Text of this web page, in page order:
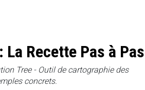
Recette Pas à Pas
Tree - Outil de cartographie des
concrets.